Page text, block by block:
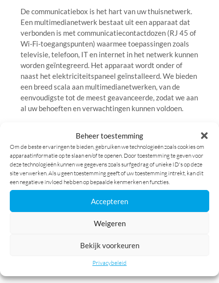
Beheer toestemming
Om de beste ervaringen te bieden, gebruiken we technologieën zoals cookies om
apparaatinformatie op te slaan en/of te openen. Door toestemming te geven voor
deze technologieën kunnen we gegevens zoals surfgedrag of unieke ID's op deze
site verwerken. Als u geen toestemming geeft of uw toestemming intrekt, kan dit
een negatieve invloed hebben op bepaalde kenmerken en functies.
Accepteren
Weigeren
Bekijk voorkeuren
Privacybeleid
De communicatiebox is het hart van uw thuisnetwerk.
Een multimedianetwerk bestaat uit een apparaat dat
verbonden is met communicatiecontactdozen (RJ 45 of
Wi-Fi-toegangspunten) waarmee toepassingen zoals
televisie, telefoon, IT en internet in het netwerk kunnen
worden geïntegreerd. Het apparaat wordt onder of
naast het elektriciteitspaneel geïnstalleerd. We bieden
een breed scala aan multimedianetwerken, van de
eenvoudigste tot de meest geavanceerde, zodat we aan
al uw behoeften en verwachtingen kunnen voldoen.
STOPCONTACTENEN
BOXAANSLUITINGEN